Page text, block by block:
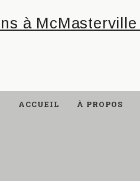
ACCUEIL À PROPOS